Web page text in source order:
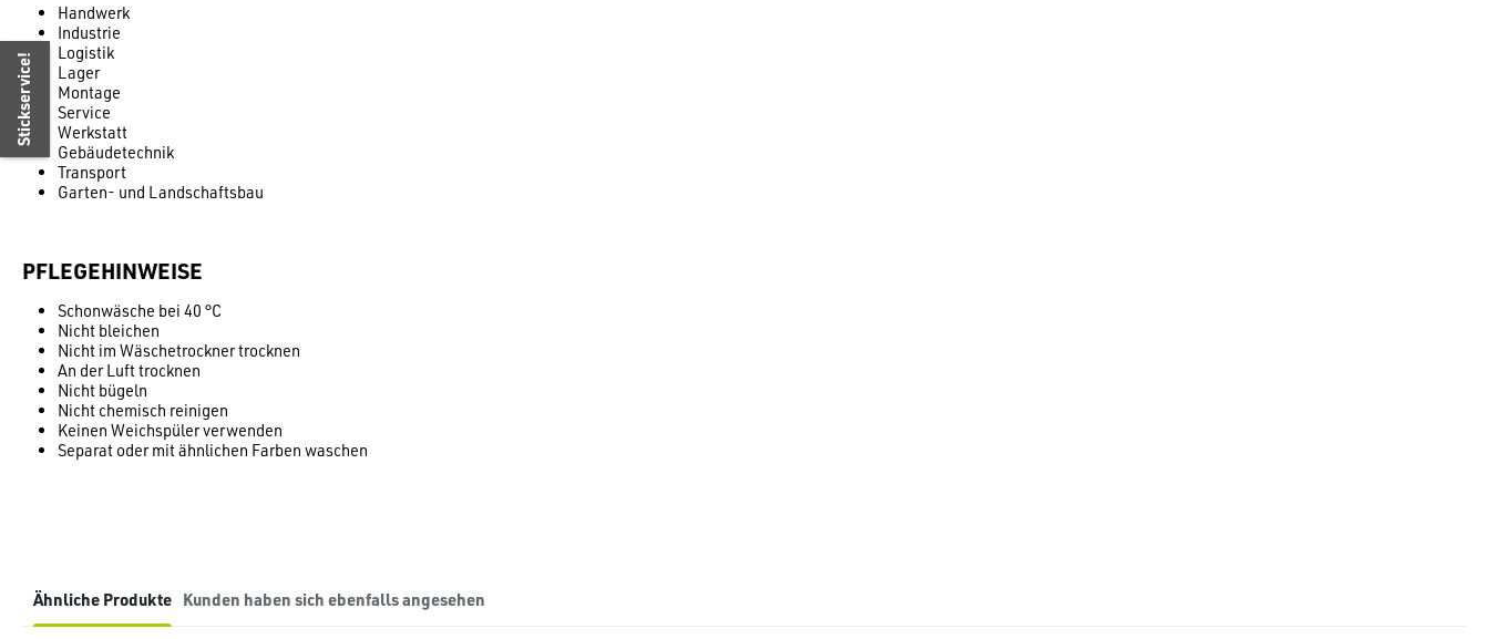
Handwerk
Industrie
Logistik
Lager
Montage
Service
Werkstatt
Gebäudetechnik
Transport
Garten- und Landschaftsbau
PFLEGEHINWEISE
Schonwäsche bei 40 °C
Nicht bleichen
Nicht im Wäschetrockner trocknen
An der Luft trocknen
Nicht bügeln
Nicht chemisch reinigen
Keinen Weichspüler verwenden
Separat oder mit ähnlichen Farben waschen
Ähnliche Produkte Kunden haben sich ebenfalls angesehen
Stickservice!